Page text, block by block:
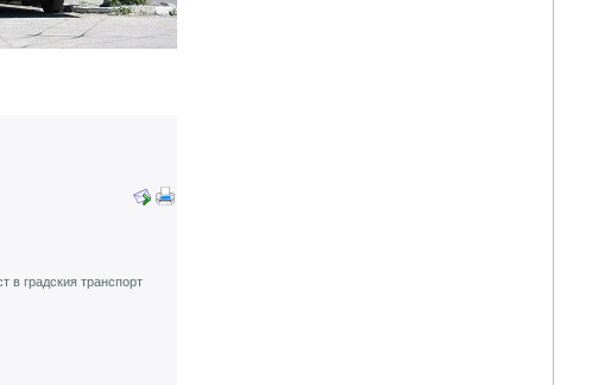
в градския транспорт